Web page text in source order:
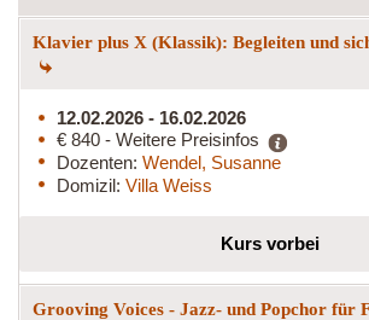
Klavier plus X (Klassik): Begleiten und
12.02.2026 - 16.02.2026
€ 840 - Weitere Preisinfos
Dozenten: Wendel, Susanne
Domizil: Villa Weiss
Kurs vorbei
Grooving Voices - Jazz- und Popchor für